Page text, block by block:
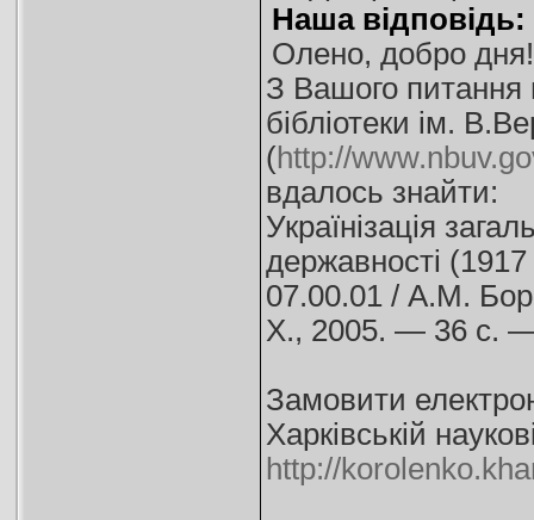
Наша відповідь:
Олено, добро дня!
З Вашого питання
бібліотеки ім.
(http://
вдалось знайти:
Українізація
державності
07.00.01 / А.М.
Х., 2005. — 36 с.
Замовити
Харківській
http://